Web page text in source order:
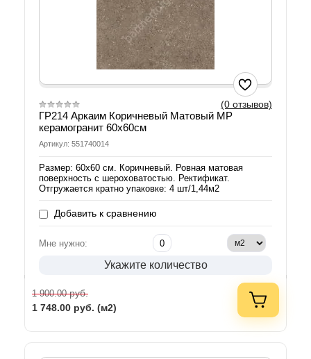
(0 отзывов)
ГР214 Аркаим Коричневый Матовый МР
керамогранит 60х60см
Артикул: 551740014
Размер: 60х60 см. Коричневый. Ровная матовая
поверхность с шероховатостью. Ректификат.
Отгружается кратно упаковке: 4 шт/1,44м2
Добавить к сравнению
Мне нужно:
Укажите количество
1 900.00руб.
1 748.00 руб. (м2)